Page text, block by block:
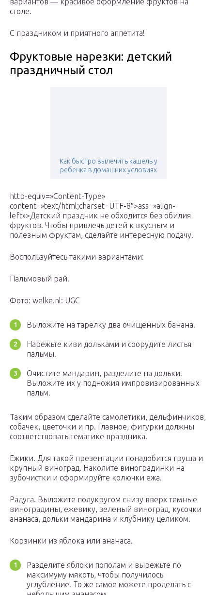
столе.
С праздником и приятного аппетита!
Фруктовые нарезки: детский
праздничный стол
Как быстро вылечить кашель у
ребенка в домашних условиях
http-equiv=»Content-Type»
content=»text/html;charset=UTF-8″>ass=»align-
left»>Детский праздник не обходится без обилия
фруктов. Чтобы привлечь детей к вкусным и
полезным фруктам, сделайте интересную подачу.
Воспользуйтесь такими вариантами:
Пальмовый рай.
Фото: welke.nl: UGC
Выложите на тарелку два очищенных банана.
Нарежьте киви дольками и соорудите листья
пальмы.
Очистите мандарин, разделите на дольки.
Выложите их у подножия импровизированных
пальм.
Таким образом сделайте самолетики, дельфинчиков,
собачек, цветочки и пр. Главное, фигурки должны
соответствовать тематике праздника.
Ежики. Для такой презентации понадобится груша и
крупный виноград. Наколите виноградинки на
зубочистки и сформируйте колючки ежа.
Радуга. Выложите полукругом снизу вверх темные
виноградины, ежевику, зеленый виноград, кусочки
ананаса, дольки мандарина и клубнику целиком.
Корзинки из яблока или ананаса.
Разделите яблоки пополам и вырежьте по
максимуму мякоть, чтобы получилось
углубление. То же самое можете проделать с